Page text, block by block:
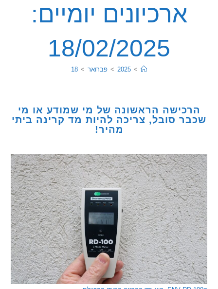
ארכיונים יומיים:
18/02/2025
2025
> פברואר >
18
הראשונה של מי שמודע או מי
סובל, צריכה להיות מד קרינה ביתי
מהיר!